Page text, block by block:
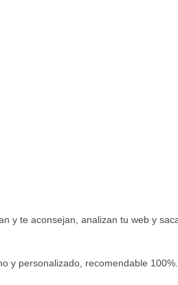
y te aconsejan, analizan tu web y
y personalizado, recomendable